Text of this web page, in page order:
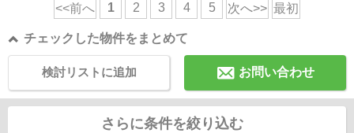
<<前へ 1 2 3 4 5 次へ>> 最初
チェックした物件をまとめて
お問い合わせ
検討リストに追加
さらに条件を絞り込む